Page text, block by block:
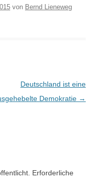
von Bernd Lieneweg
Deutschland ist eine
Demokratie →
Erforderliche